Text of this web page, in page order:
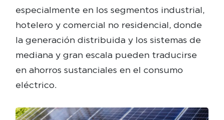
especialmente en los segmentos industrial,
hotelero y comercial no residencial, donde
la generación distribuida y los sistemas de
mediana y gran escala pueden traducirse
en ahorros sustanciales en el consumo
eléctrico.